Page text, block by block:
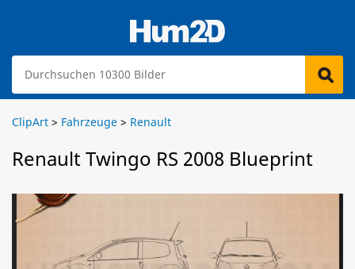
ClipArt > Fahrzeuge > Renault
Renault Twingo RS 2008 Blueprint